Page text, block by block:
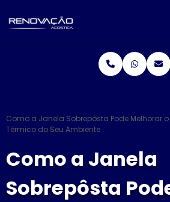
Como a Janela Sobrepôsta Pode Melhorar
Térmico do Seu Ambiente
Como a Janela
Sobrepôsta